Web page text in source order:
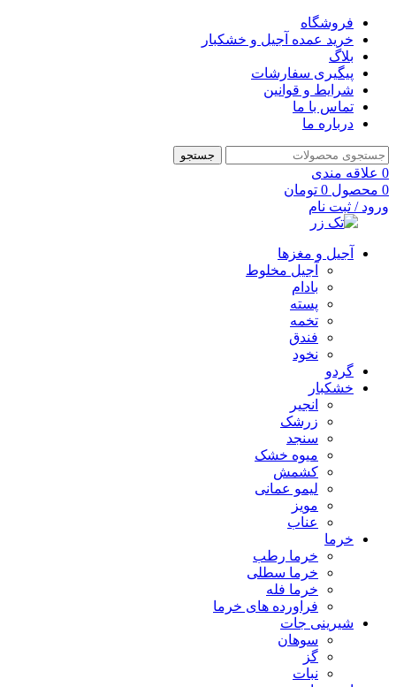
فروشگاه
خرید عمده آجیل و خشکبار
بلاگ
پیگیری سفارشات
شرایط و قوانین
تماس با ما
درباره ما
جستجو
0 علاقه مندی
0 محصول 0 تومان
ورود / ثبت نام
آجیل و مغزها
آجیل مخلوط
بادام
پسته
تخمه
فندق
نخود
گردو
خشکبار
انجیر
زرشک
سنجد
میوه خشک
کشمش
لیمو عمانی
مویز
عناب
خرما
خرما رطب
خرما سطلی
خرما فله
فراورده های خرما
شیرینی جات
سوهان
گز
نبات